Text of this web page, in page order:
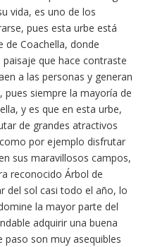
vida, es uno de los
pues esta urbe está
de Coachella, donde
que hace contraste
a las personas y generan
pues siempre la mayoría de
y es que en esta urbe,
de grandes atractivos
por ejemplo disfrutar
sus maravillosos campos,
reconocido Árbol de
del sol casi todo el año, lo
la mayor parte del
adquirir una buena
paso son muy asequibles